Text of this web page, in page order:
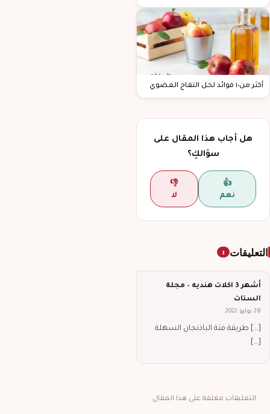
أكثر من١٠ فوائد لخل التفاح العضوي
هل أجاب هذا المقال على
سؤالكِ؟
👍
نعم
👎
لا
التعليقات 1
أشهر 3 اكلات هنديه – مجلة
الستات
28 يوليو 2022
[…] طريقة فتة الباذنجان السهلة
[…]
التعليقات مغلقة على هذا المقال.